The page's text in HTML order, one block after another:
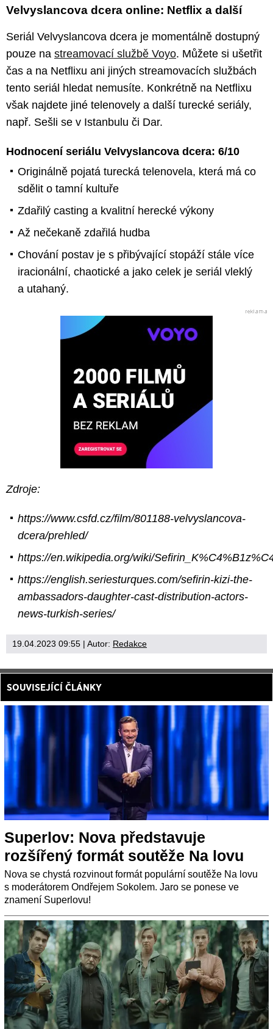
Velvyslancova dcera online: Netflix a další
Seriál Velvyslancova dcera je momentálně dostupný
pouze na streamovací službě Voyo. Můžete si ušetřit
čas a na Netflixu ani jiných streamovacích službách
tento seriál hledat nemusíte. Konkrétně na Netflixu
však najdete jiné telenovely a další turecké seriály,
např. Sešli se v Istanbulu či Dar.
Hodnocení seriálu Velvyslancova dcera: 6/10
Originálně pojatá turecká telenovela, která má co
sdělit o tamní kultuře
Zdařilý casting a kvalitní herecké výkony
Až nečekaně zdařilá hudba
Chování postav je s přibývající stopáží stále více
iracionální, chaotické a jako celek je seriál vleklý
a utahaný.
Zdroje:
https://www.csfd.cz/film/801188-velvyslancova-
dcera/prehled/
https://en.wikipedia.org/wiki/
https://english.seriesturques.com/sefirin-kizi-the-
ambassadors-daughter-cast-distribution-actors-
news-turkish-series/
19.04.2023 09:55 | Autor: Redakce
SOUVISEJÍCÍ ČLÁNKY
Superlov: Nova představuje
rozšířený formát soutěže Na lovu
Nova se chystá rozvinout formát populární soutěže Na lovu
s moderátorem Ondřejem Sokolem. Jaro se ponese ve
znamení Superlovu!